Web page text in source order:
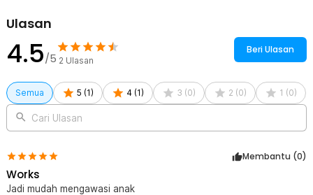
Ulasan
4.5/5 2 Ulasan
Beri Ulasan
Semua 5 (1 ) 4 (1 ) 3 (0) 2 (0) 1 (0)
Cari Ulasan
Membantu (0)
Works
Jadi mudah mengawasi anak